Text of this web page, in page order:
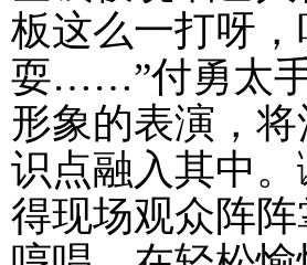
板这么一打呀
耍……”付勇太
形象的表演，
识点融入其中
得现场观众阵